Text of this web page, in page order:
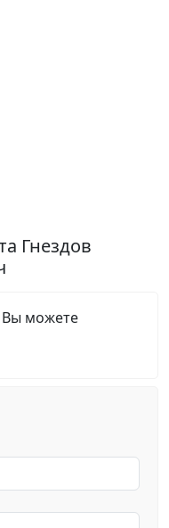
Гнездов
Вы можете